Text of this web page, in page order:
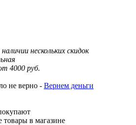
нескольких скидок
4000 руб.
не верно - Вернем деньги
в магазине